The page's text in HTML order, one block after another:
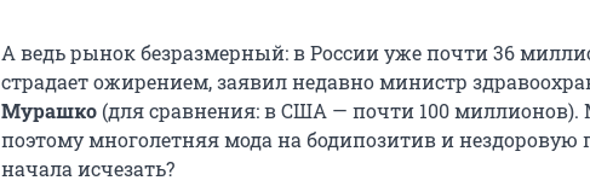
А ведь рынок безразмерный: в России уже почти 36
страдает ожирением, заявил недавно министр
Мурашко (для сравнения: в США — почти 100 миллионов).
поэтому многолетняя мода на бодипозитив и
начала исчезать?